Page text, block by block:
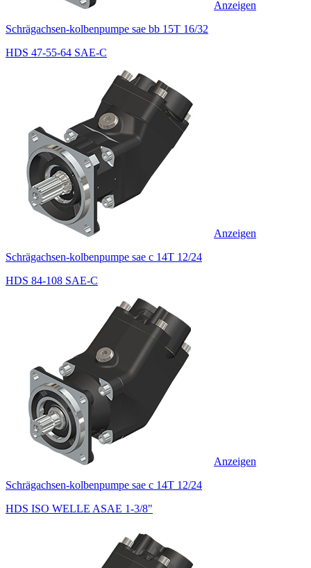
Anzeigen
Schrägachsen-kolbenpumpe sae bb 15T 16/32
HDS 47-55-64 SAE-C
Anzeigen
Schrägachsen-kolbenpumpe sae c 14T 12/24
HDS 84-108 SAE-C
Anzeigen
Schrägachsen-kolbenpumpe sae c 14T 12/24
HDS ISO WELLE ASAE 1-3/8"